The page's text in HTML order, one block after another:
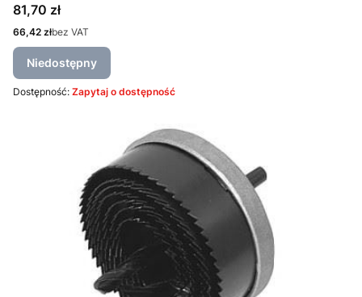
Cena
81,70 zł
Cena
66,42 złbez VAT
Niedostępny
Dostępność: Zapytaj o dostępność